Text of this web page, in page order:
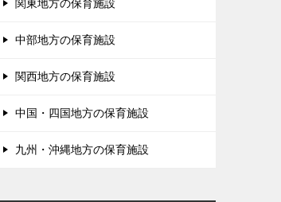
関東地方の保育施設
中部地方の保育施設
関西地方の保育施設
中国・四国地方の保育施設
九州・沖縄地方の保育施設